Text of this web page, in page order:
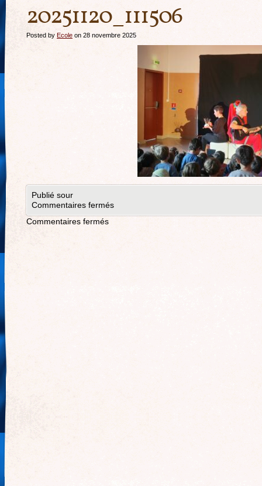
20251120_111506
Posted by Ecole on 28 novembre 2025
Publié sour
Commentaires fermés
Commentaires fermés